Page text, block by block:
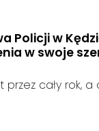
Policji w
w swoje
cały rok,
komentarzy artykułu: